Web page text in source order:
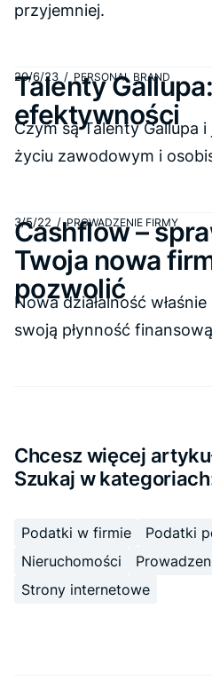
przyjemniej.
20/6/23 / PERSONAL BRAND
Talenty
efektywności
Czym są Talenty Gallupa
życiu zawodowym i
3/5/22 / PROWADZENIE FIRMY
Cashflow –
Twoja nowa
pozwolić
Nowa działalność
swoją płynność
Chcesz więcej
Szukaj w
Podatki w firmie
Podatki
Nieruchomości
Strony internetowe